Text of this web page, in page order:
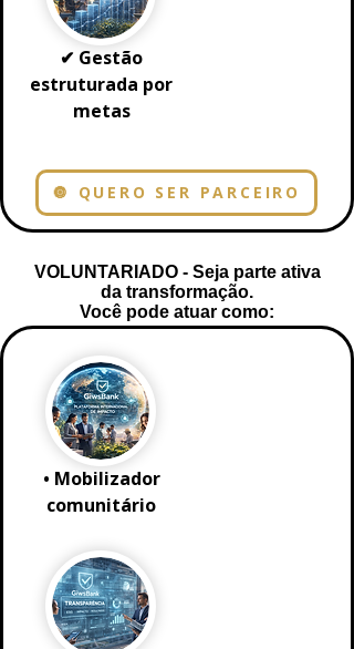
✔ Gestão
estruturada por
metas
🔘 QUERO SER PARCEIRO
VOLUNTARIADO - Seja parte ativa
da transformação.
Você pode atuar como:
• Mobilizador
comunitário